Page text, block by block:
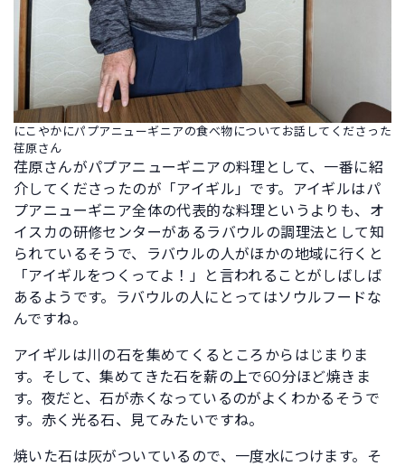
にこやかにパプアニューギニアの食べ物についてお話してくださった
荏原さん
荏原さんがパプアニューギニアの料理として、一番に紹
介してくださったのが「アイギル」です。アイギルはパ
プアニューギニア全体の代表的な料理というよりも、オ
イスカの研修センターがあるラバウルの調理法として知
られているそうで、ラバウルの人がほかの地域に行くと
「アイギルをつくってよ！」と言われることがしばしば
あるようです。ラバウルの人にとってはソウルフードな
んですね。
アイギルは川の石を集めてくるところからはじまりま
す。そして、集めてきた石を薪の上で60分ほど焼きま
す。夜だと、石が赤くなっているのがよくわかるそうで
す。赤く光る石、見てみたいですね。
焼いた石は灰がついているので、一度水につけます。そ